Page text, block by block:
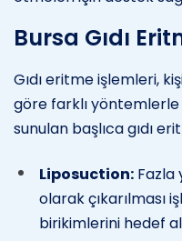
Bursa Gıdı
Gıdı eritme işlemleri,
göre farklı
sunulan başlıca gıdı
Liposuction: Fazla
olarak çıkarılması
birikimlerini hedef